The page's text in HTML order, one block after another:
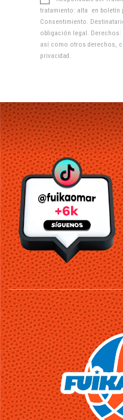
tratamiento: alta en boletín
Consentimiento.
obligación legal.
así como otros derechos,
privacidad .